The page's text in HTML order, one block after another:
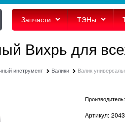
Запчасти ТЭНы
Вихрь для
инструмент Валики Валик
Производитель:
Артикул: 2043